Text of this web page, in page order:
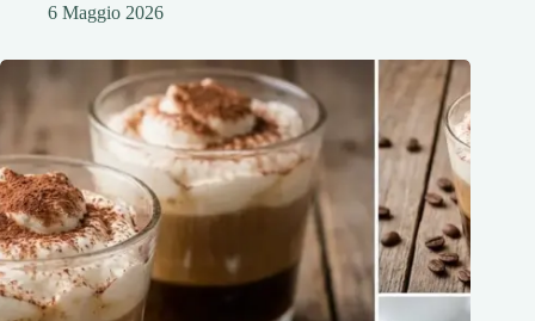
6 Maggio 2026